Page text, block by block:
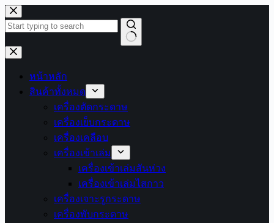
Skip
to
content
No
results
หน้าหลัก
สินค้าทั้งหมด
เครื่องตัดกระดาษ
เครื่องเย็บกระดาษ
เครื่องเคลือบ
เครื่องเข้าเล่ม
เครื่องเข้าเล่มสันห่วง
เครื่องเข้าเล่มไสกาว
เครื่องเจาะรูกระดาษ
เครื่องพับกระดาษ